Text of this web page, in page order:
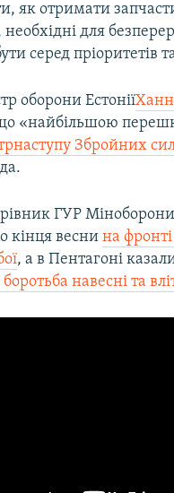
як отримати
необхідні для
серед пріоритетів
оборони Естонії
«найбільшою
Збройних
ГУР Міноборони
кінця весни на фронті
, а в Пентагоні
навесні та